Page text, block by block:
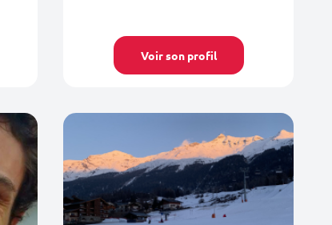
Voir son profil